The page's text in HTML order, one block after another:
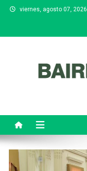
Saltar
viernes, agosto 07, 2026